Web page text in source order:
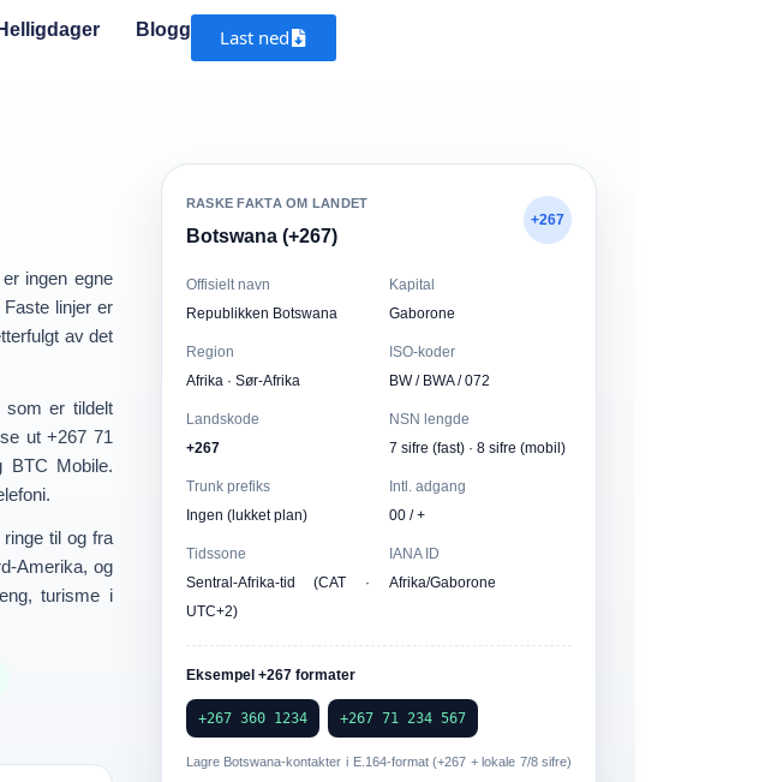
Helligdager Blogg Last ned
ingen egne
Faste linjer er
av det
som er tildelt
se ut+267 71
BTC Mobile.
ringe til og fra
Amerika, og
turisme i
RASKE FAKTA OM LANDET
Botswana (+267)
+267
Offisielt navn
Republikken Botswana
Kapital
Gaborone
Region
Afrika · Sør-Afrika
ISO-koder
BW / BWA / 072
Landskode
+267
NSN lengde
7 sifre (fast) · 8 sifre (mobil)
Trunk prefiks
Ingen (lukket plan)
Intl. adgang
00 / +
Tidssone
Sentral-Afrika-tid (CAT ·
UTC+2)
IANA ID
Afrika/Gaborone
Eksempel +267 formater
+267 360 1234 +267 71 234 567
Lagre Botswana-kontakter i E.164-format(+267 + lokale 7/8 sifre)